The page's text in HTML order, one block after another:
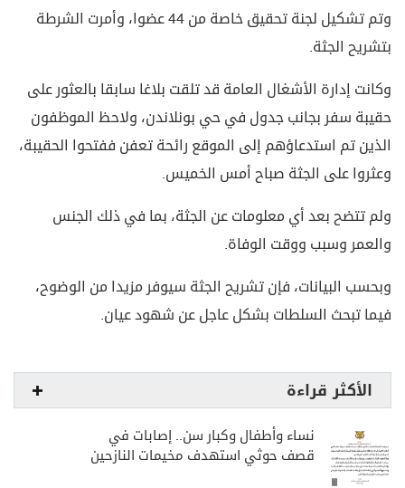
وتم تشكيل لجنة تحقيق خاصة من 44 عضوا، وأمرت الشرطة
بتشريح الجثة.
وكانت إدارة الأشغال العامة قد تلقت بلاغا سابقا بالعثور على
حقيبة سفر بجانب جدول في حي بونلاندن، ولاحظ الموظفون
الذين تم استدعاؤهم إلى الموقع رائحة تعفن ففتحوا الحقيبة،
وعثروا على الجثة صباح أمس الخميس.
ولم تتضح بعد أي معلومات عن الجثة، بما في ذلك الجنس
والعمر وسبب ووقت الوفاة.
وبحسب البيانات، فإن تشريح الجثة سيوفر مزيدا من الوضوح،
فيما تبحث السلطات بشكل عاجل عن شهود عيان.
الأكثر قراءة
نساء وأطفال وكبار سن.. إصابات في
قصف حوثي استهدف مخيمات النازحين